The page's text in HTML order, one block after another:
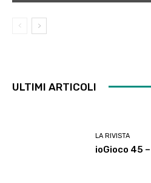
ULTIMI ARTICOLI
LA RIVISTA
ioGioco 45